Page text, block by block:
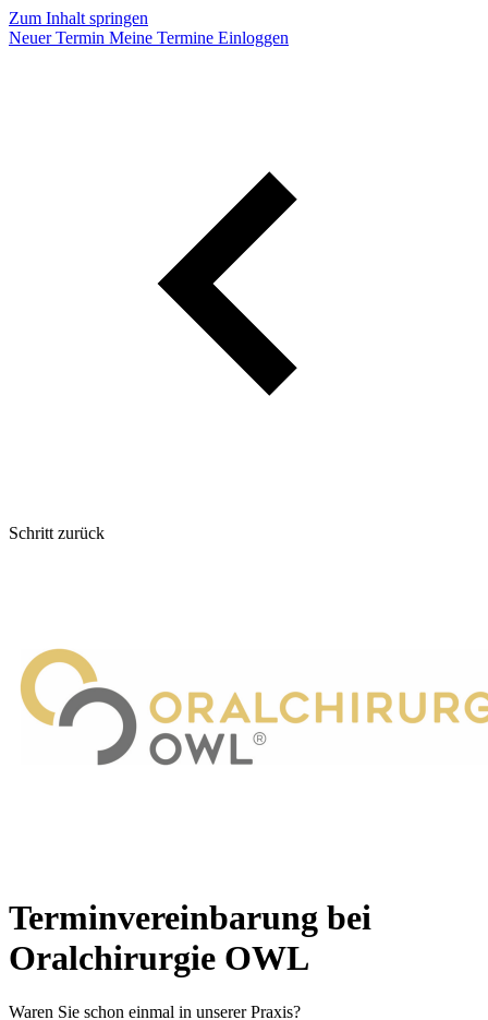
Zum Inhalt springen
Neuer Termin Meine Termine Einloggen
Schritt zurück
Terminvereinbarung bei
Oralchirurgie OWL
Waren Sie schon einmal in unserer Praxis?